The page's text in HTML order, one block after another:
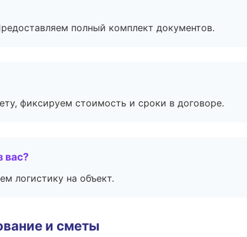
полный комплект документов.
фиксируем стоимость и сроки в договоре.
вас?
логистику на объект.
и сметы